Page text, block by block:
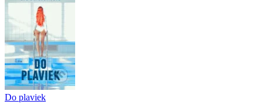
Do plaviek